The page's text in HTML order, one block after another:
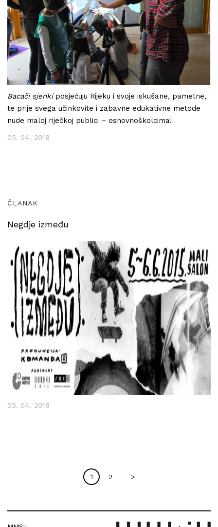
Bacači sjenkiposjećuju Rijeku i svoje iskušane, pametne,
te prije svega učinkovite i zabavne edukativne metode
nude maloj riječkoj publici – osnovnoškolcima!
05. 04. 2018
ČLANAK
Negdje između
05. 04. 2018
1 2 >